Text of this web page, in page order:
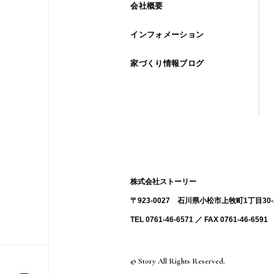
会社概要
インフォメーション
家づくり情報ブログ
株式会社ストーリー
〒923-0027 ⽯川県⼩松市上牧町1丁目
TEL 0761-46-6571 ／ FAX 0761-46-6591
© Story All Rights Reserved.